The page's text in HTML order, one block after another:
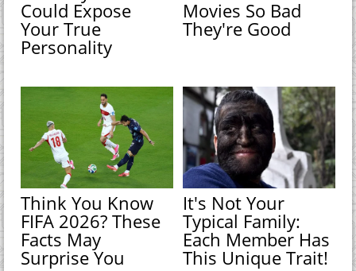
Could Expose
Your True
Personality
Movies So Bad
They're Good
Think You Know
FIFA 2026? These
Facts May
Surprise You
It's Not Your
Typical Family:
Each Member Has
This Unique Trait!